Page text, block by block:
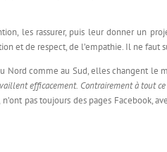
les rassurer, puis leur donner un
et de respect, de l’empathie. Il ne faut
Nord comme au Sud, elles changent le
efficacement. Contrairement à tout
pas toujours des pages Facebook,